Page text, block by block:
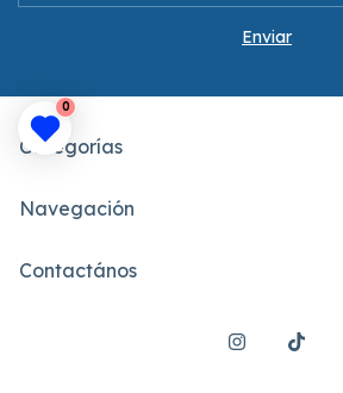
Categorías
Navegación
Contactános
0